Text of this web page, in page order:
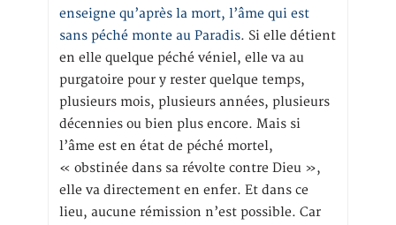
enseigne qu’après la mort, l’âme qui est
sans péché monte au Paradis. Si elle détient
en elle quelque péché véniel, elle va au
purgatoire pour y rester quelque temps,
plusieurs mois, plusieurs années, plusieurs
décennies ou bien plus encore. Mais si
l’âme est en état de péché mortel,
« obstinée dans sa révolte contre Dieu »,
elle va directement en enfer. Et dans ce
lieu, aucune rémission n’est possible. Car